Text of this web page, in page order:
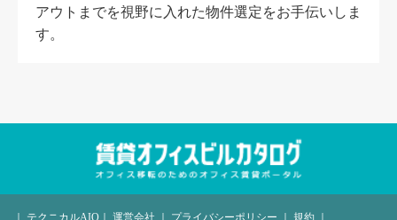
アウトまでを視野に入れた物件選定をお手伝いしま
す。